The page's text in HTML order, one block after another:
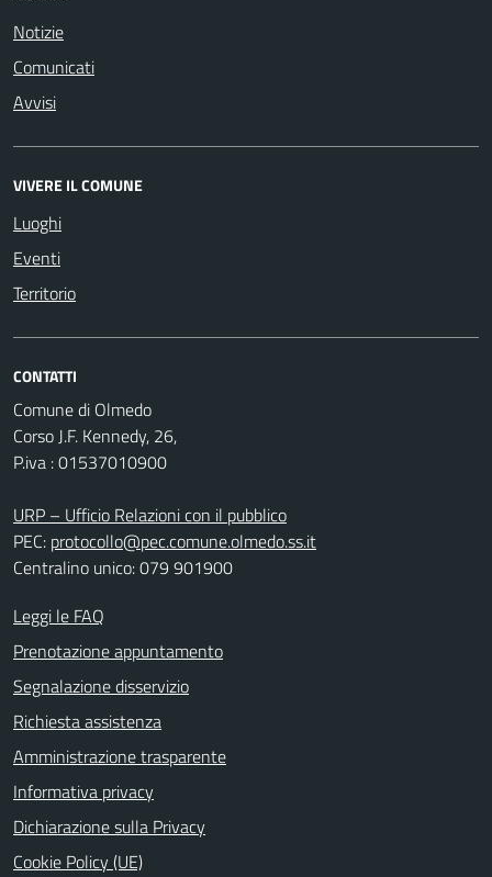
Notizie
Comunicati
Avvisi
VIVERE IL COMUNE
Luoghi
Eventi
Territorio
CONTATTI
Comune di Olmedo
Corso J.F. Kennedy, 26,
P.iva : 01537010900
URP – Ufficio Relazioni con il pubblico
PEC: protocollo@pec.comune.olmedo.ss.it
Centralino unico: 079 901900
Leggi le FAQ
Prenotazione appuntamento
Segnalazione disservizio
Richiesta assistenza
Amministrazione trasparente
Informativa privacy
Dichiarazione sulla Privacy
Cookie Policy (UE)